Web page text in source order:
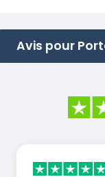
Avis pour